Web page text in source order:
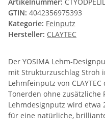
GTIN: 4042356975393
Kategorie: Feinputz
Hersteller: CLAYTEC
Der YOSIMA Lehm-
mit Strukturzuschlag Stroh
Lehmfeinputz von
Tonerden ohne zusätzliche
Lehmdesignputz wird etwa
für eine natürliche,